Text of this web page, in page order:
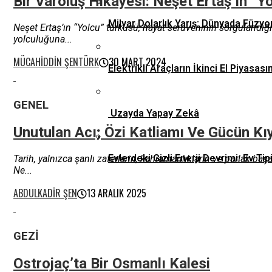
Milyar Dolarlık Yarış: Dünyada
Elektrikli Araçların İkinci El
Uzayda Yapay Zekâ
Evlerdeki Gizli Enerji Devrimi: Ev
Neşet Ertaş’ın “Yolcu” türküsü, hayat serüveninin
yolculuğuna...
MÜCAHIDDIN ŞENTÜRK 30 MART 2024
GENEL
Unutulan Acı; Özi Katliamı Ve Gücün
Tarih, yalnızca şanlı zaferlerin, kahramanlıkların ve parlak
Ne...
ABDULKADIR ŞEN 13 ARALIK 2025
GEZI
Ostrojaç’ta Bir Osmanlı Kalesi